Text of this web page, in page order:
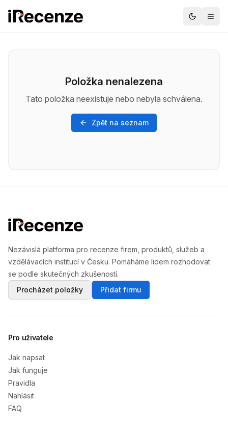
Položka nenalezena
Tato položka neexistuje nebo nebyla schválena.
Zpět na seznam
Nezávislá platforma pro recenze firem, produktů, služeb a
vzdělávacích institucí v Česku. Pomáháme lidem rozhodovat
se podle skutečných zkušeností.
Procházet položky
Přidat firmu
Pro uživatele
Jak napsat
Jak funguje
Pravidla
Nahlásit
FAQ